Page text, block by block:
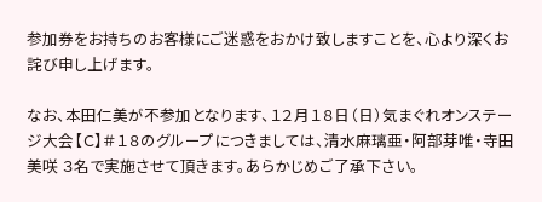
参加券をお持ちのお客様にご迷惑をおかけ致しますことを、心より深くお
詫び申し上げます。
なお、本田仁美が不参加となります、１２月１８日（日）気まぐれオンステー
ジ大会【Ｃ】＃１８のグループにつきましては、清水麻璃亜・阿部芽唯・寺田
美咲 ３名で実施させて頂きます。あらかじめご了承下さい。